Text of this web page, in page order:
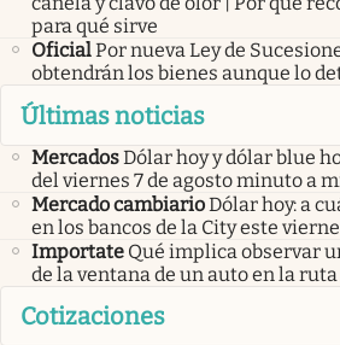
para qué sirve
OficialPor nueva Ley de
obtendrán los bienes aunque lo
Últimas noticias
MercadosDólar hoy y dólar blue
del viernes 7 de agosto minuto a
Mercado cambiarioDólar hoy: a
en los bancos de la City este
Importate Qué implica observar
de la ventana de un auto en la ruta
Cotizaciones